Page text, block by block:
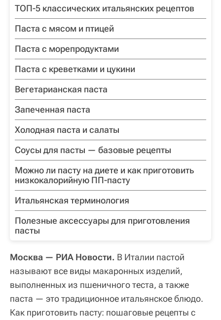
ТОП-5 классических итальянских рецептов
Паста с мясом и птицей
Паста с морепродуктами
Паста с креветками и цукини
Вегетарианская паста
Запеченная паста
Холодная паста и салаты
Соусы для пасты — базовые рецепты
Можно ли пасту на диете и как приготовить
низкокалорийную ПП-пасту
Итальянская терминология
Полезные аксессуары для приготовления
пасты
Москва — РИА Новости. В Италии пастой
называют все виды макаронных изделий,
выполненных из пшеничного теста, а также
паста — это традиционное итальянское блюдо.
Как приготовить пасту: пошаговые рецепты с